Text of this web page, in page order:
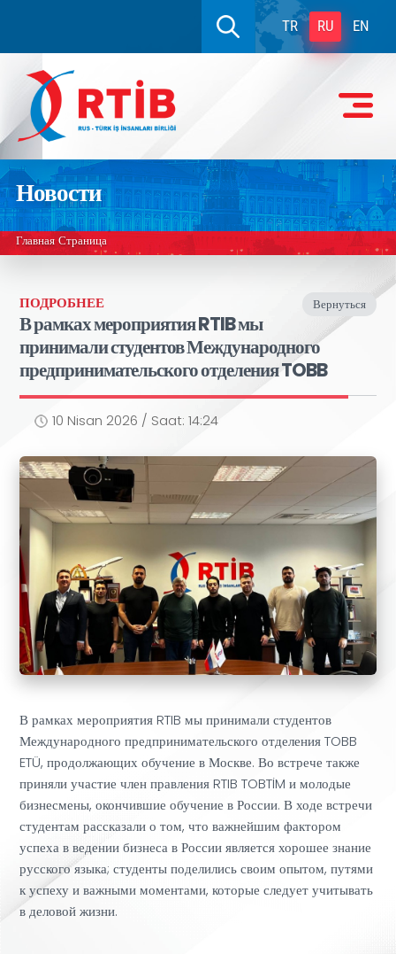
TR RU EN
Новости
Главная Страница
Вернуться
ПОДРОБНЕЕ
В рамках мероприятия RTIB мы
принимали студентов Международного
предпринимательского отделения TOBB
10 Nisan 2026 / Saat: 14:24
В рамках мероприятия RTIB мы принимали студентов
Международного предпринимательского отделения TOBB
ETÜ, продолжающих обучение в Москве. Во встрече также
приняли участие член правления RTIB TOBTİM и молодые
бизнесмены, окончившие обучение в России. В ходе встречи
студентам рассказали о том, что важнейшим фактором
успеха в ведении бизнеса в России является хорошее знание
русского языка; студенты поделились своим опытом, путями
к успеху и важными моментами, которые следует учитывать
в деловой жизни.